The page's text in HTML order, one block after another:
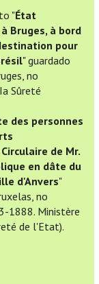
"État
Bruges, à bord
pour
" guardado
no
Sûreté
des personnes
de Mr.
en dâte du
d'Anvers"
no
1888. Ministère
de l'Etat).